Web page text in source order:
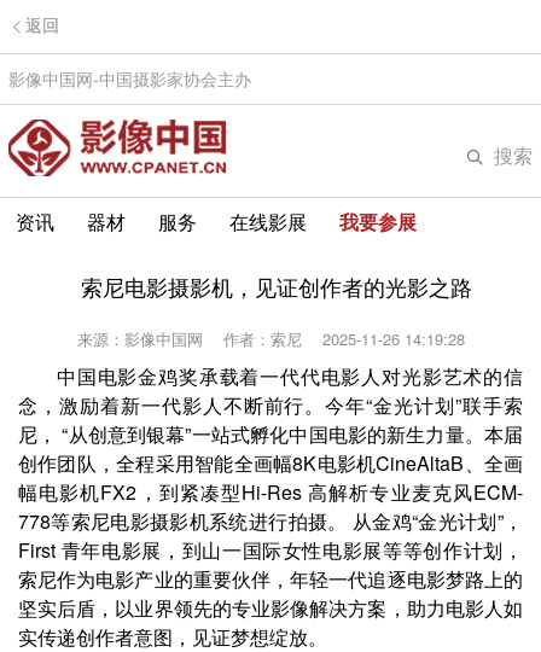
返回
影像中国网-中国摄影家协会主办
搜索
资讯 器材 服务 在线影展 我要参展
索尼电影摄影机，见证创作者的光影之路
来源：影像中国网 作者：索尼 2025-11-26 14:19:28
中国电影金鸡奖承载着一代代电影人对光影艺术的信
念，激励着新一代影人不断前行。今年“金光计划”联手索
尼， “从创意到银幕”一站式孵化中国电影的新生力量。本届
创作团队，全程采用智能全画幅8K电影机CineAltaB、全画
幅电影机FX2，到紧凑型Hi-Res 高解析专业麦克风ECM-
778等索尼电影摄影机系统进行拍摄。 从金鸡“金光计划”，
First 青年电影展，到山一国际女性电影展等等创作计划，
索尼作为电影产业的重要伙伴，年轻一代追逐电影梦路上的
坚实后盾，以业界领先的专业影像解决方案，助力电影人如
实传递创作者意图，见证梦想绽放。